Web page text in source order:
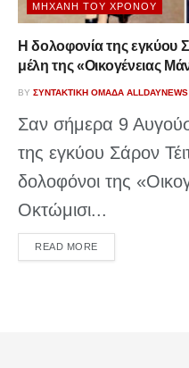
ΜΗΧΑΝΉ ΤΟΥ ΧΡΌΝΟΥ
Η δολοφονία της εγκύου
μέλη της «Οικογένειας
BY ΣΥΝΤΑΚΤΙΚΉ ΟΜΆΔΑ ALLDAYNEWS
Σαν σήμερα 9
της εγκύου Σάρον
δολοφόνοι της
Οκτώμισι...
READ MOREDETAILS